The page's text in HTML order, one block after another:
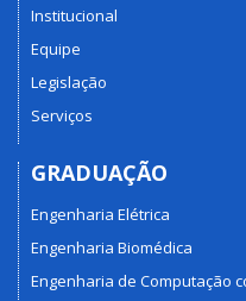
Institucional
Equipe
Legislação
Serviços
GRADUAÇÃO
Engenharia Elétrica
Engenharia Biomédica
Engenharia de Computação